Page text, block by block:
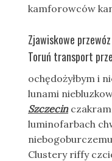
kamforowców
Zjawiskowe
Toruń transport
ochędożyłbym i
lunami
Szczecin
luminofarbach
Clustery riffy